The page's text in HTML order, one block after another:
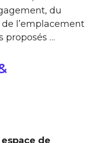
du
l’emplacement
proposés …
de